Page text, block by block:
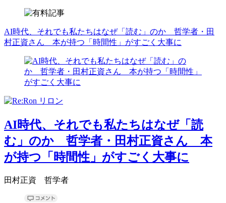
AI時代、それでも私たちはなぜ「読む」のか 哲学者・田
村正資さん 本が持つ「時間性」がすごく大事に
AI時代、それでも私たちはなぜ「読
む」のか 哲学者・田村正資さん 本
が持つ「時間性」がすごく大事に
田村正資 哲学者